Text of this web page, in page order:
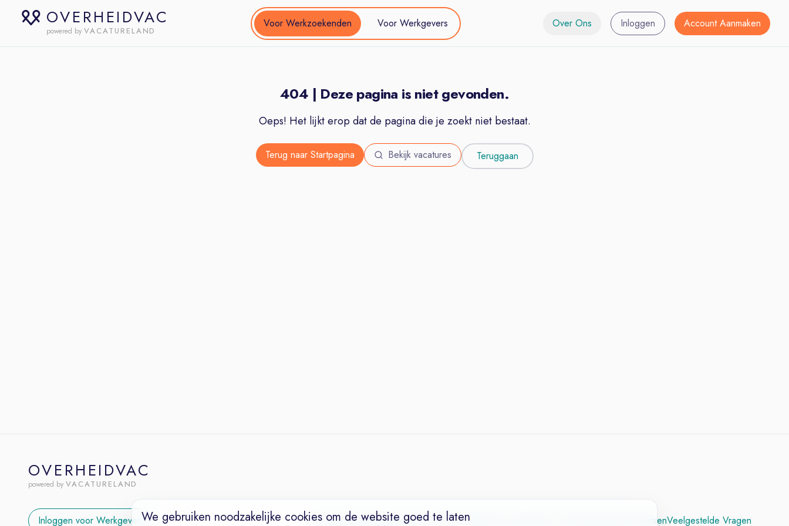
OVERHEIDVAC
powered by VACATURELAND
Voor Werkzoekenden Voor Werkgevers Over Ons Inloggen Account Aanmaken
404 | Deze pagina is niet gevonden.
Oeps! Het lijkt erop dat de pagina die je zoekt niet bestaat.
Terug naar Startpagina Bekijk vacatures Teruggaan
OVERHEIDVAC
powered by VACATURELAND
Inloggen voor Werkgevers VacaturesNichesWerkgeversOver OnsMaak een Succesvol CV Vacature PlaatsenVeelgestelde Vragen
We gebruiken noodzakelijke cookies om de website goed te laten